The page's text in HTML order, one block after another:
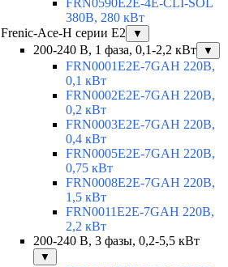
FRN0590E2E-4E-CLI-SOL
380В, 280 кВт
Frenic-Ace-H серии E2
▼
200-240 В, 1 фаза, 0,1-2,2 кВт ▼
FRN0001E2E-7GAH 220В,
0,1 кВт
FRN0002E2E-7GAH 220В,
0,2 кВт
FRN0003E2E-7GAH 220В,
0,4 кВт
FRN0005E2E-7GAH 220В,
0,75 кВт
FRN0008E2E-7GAH 220В,
1,5 кВт
FRN0011E2E-7GAH 220В,
2,2 кВт
200-240 В, 3 фазы, 0,2-5,5 кВт
▼